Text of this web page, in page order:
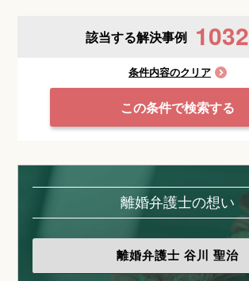
該当する解決事例 1032
条件内容のクリア
この条件で検索する
離婚弁護士の想い
離婚弁護士 谷川 聖治